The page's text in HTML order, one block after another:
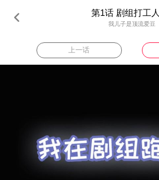
 第1话 剧组打工人
我儿子是顶流爱豆
上一话